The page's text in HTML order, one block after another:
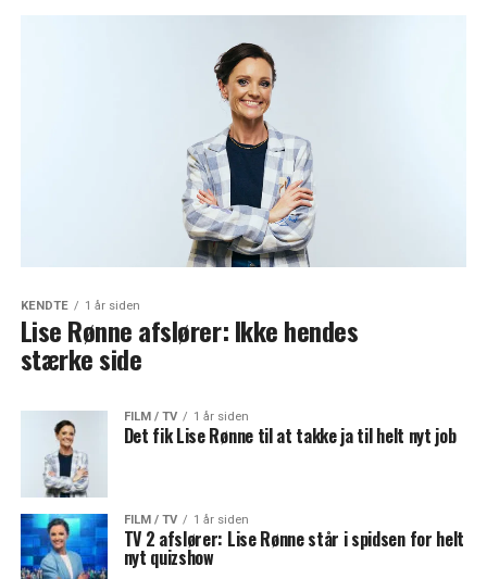
KENDTE 1 år siden
Lise Rønne afslører: Ikke hendes
stærke side
FILM / TV 1 år siden
Det fik Lise Rønne til at takke ja til helt nyt job
FILM / TV 1 år siden
TV 2 afslører: Lise Rønne står i spidsen for helt
nyt quizshow